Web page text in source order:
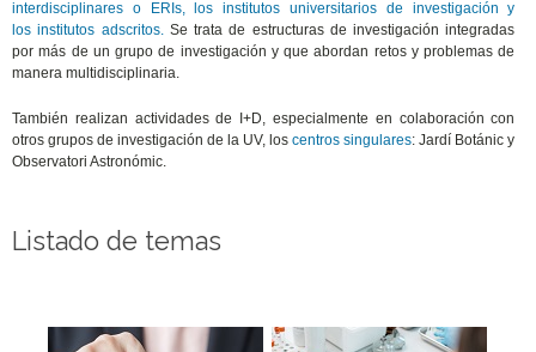
interdisciplinares o ERIs, los institutos universitarios de investigación y
los institutos adscritos.Se trata de estructuras de investigación integradas
por más de un grupo de investigación y que abordan retos y problemas de
manera multidisciplinaria.
También realizan actividades de I+D, especialmente en colaboración con
otros grupos de investigación de la UV, loscentros singulares: Jardí Botánic y
Observatori Astronómic.
Listado de temas